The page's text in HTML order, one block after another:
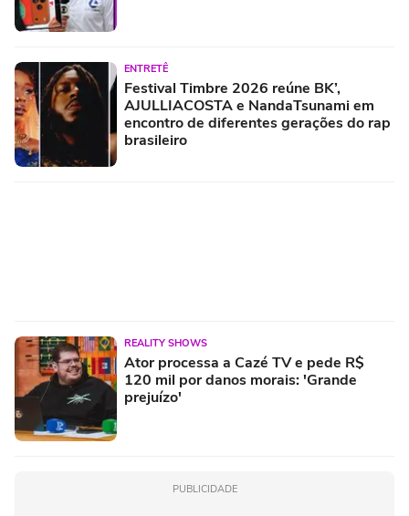
ENTRETÊ
Festival Timbre 2026 reúne BK’,
AJULLIACOSTA e NandaTsunami em
encontro de diferentes gerações do rap
brasileiro
REALITY SHOWS
Ator processa a Cazé TV e pede R$
120 mil por danos morais: 'Grande
prejuízo'
PUBLICIDADE